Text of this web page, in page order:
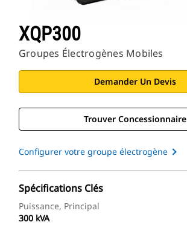
XQP300
Groupes Électrogènes Mobiles
Demander Un Devis
Trouver Concessionnaire
Configurer votre groupe électrogène
Spécifications Clés
Puissance, Principal
300 kVA